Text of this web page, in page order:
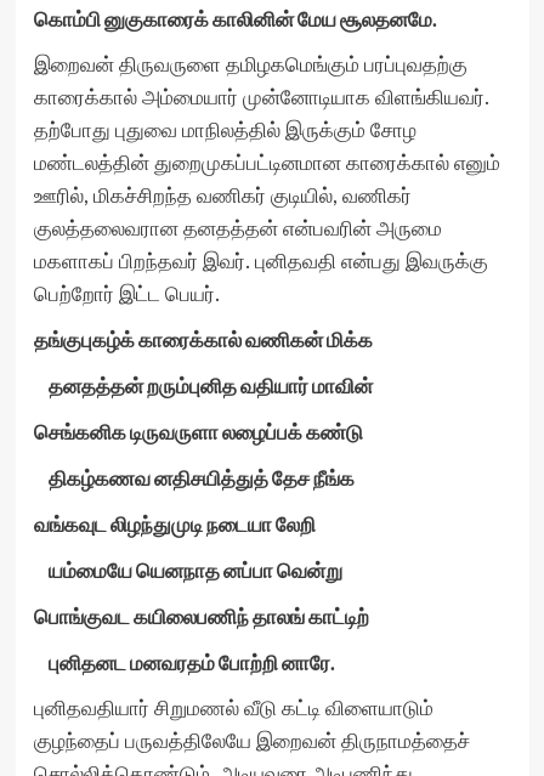
கொம்பி னுகுகாரைக் காலினின் மேய சூலதனமே.
இறைவன் திருவருளை தமிழகமெங்கும் பரப்புவதற்கு
காரைக்கால் அம்மையார் முன்னோடியாக விளங்கியவர்.
தற்போது புதுவை மாநிலத்தில் இருக்கும் சோழ
மண்டலத்தின் துறைமுகப்பட்டினமான காரைக்கால் எனும்
ஊரில், மிகச்சிறந்த வணிகர் குடியில், வணிகர்
குலத்தலைவரான தனதத்தன் என்பவரின் அருமை
மகளாகப் பிறந்தவர் இவர். புனிதவதி என்பது இவருக்கு
பெற்றோர் இட்ட பெயர்.
தங்குபுகழ்க் காரைக்கால் வணிகன் மிக்க
தனதத்தன் றரும்புனித வதியார் மாவின்
செங்கனிக டிருவருளா லழைப்பக் கண்டு
திகழ்கணவ னதிசயித்துத் தேச நீங்க
வங்கவுட லிழந்துமுடி நடையா லேறி
யம்மையே யெனநாத னப்பா வென்று
பொங்குவட கயிலைபணிந் தாலங் காட்டிற்
புனிதனட மனவரதம் போற்றி னாரே.
புனிதவதியார் சிறுமணல் வீடு கட்டி விளையாடும்
குழந்தைப் பருவத்திலேயே இறைவன் திருநாமத்தைச்